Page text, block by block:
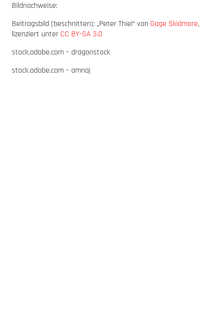
Bildnachweise:
Beitragsbild (beschnitten): „Peter Thiel“ von Gage Skidmore,
lizenziert unter CC BY-SA 3.0
stock.adobe.com – dragonstock
stock.adobe.com – amnaj